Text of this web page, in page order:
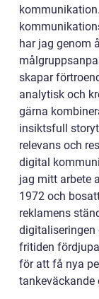
har jag genom
skapar
analytisk och
gärna
insiktsfull
relevans och
digital
jag mitt arbete
1972 och
reklamens
digitaliseringen
fritiden
för att få nya
tankeväckande